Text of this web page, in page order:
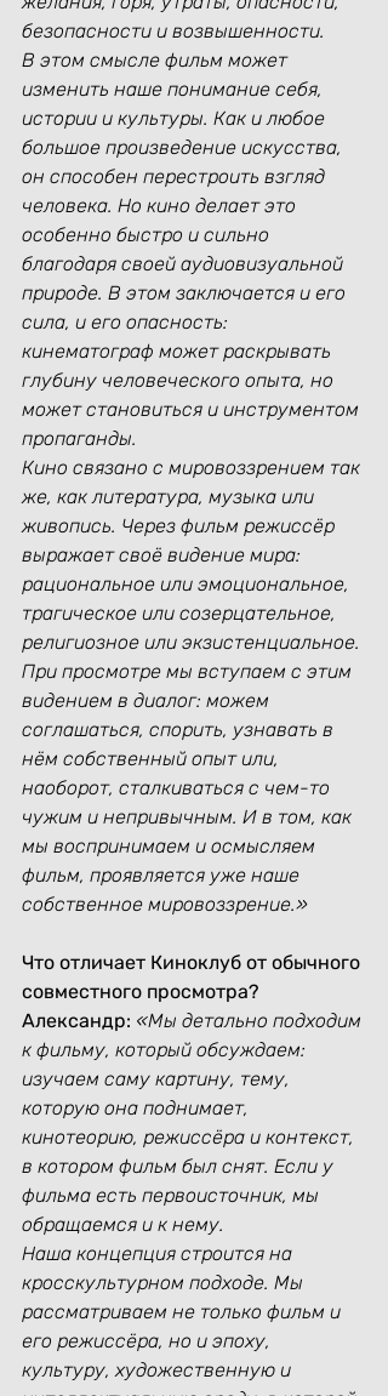
безопасности и возвышенности.
В этом смысле фильм может
изменить наше понимание себя,
истории и культуры. Как и любое
большое произведение искусства,
он способен перестроить взгляд
человека. Но кино делает это
особенно быстро и сильно
благодаря своей аудиовизуальной
природе. В этом заключается и его
сила, и его опасность:
кинематограф может раскрывать
глубину человеческого опыта, но
может становиться и инструментом
пропаганды.
Кино связано с мировоззрением так
же, как литература, музыка или
живопись. Через фильм режиссёр
выражает своё видение мира:
рациональное или эмоциональное,
трагическое или созерцательное,
религиозное или экзистенциальное.
При просмотре мы вступаем с этим
видением в диалог: можем
соглашаться, спорить, узнавать в
нём собственный опыт или,
наоборот, сталкиваться с чем-то
чужим и непривычным. И в том, как
мы воспринимаем и осмысляем
фильм, проявляется уже наше
собственное мировоззрение.»
Что отличает Киноклуб от обычного
совместного просмотра?
Александр: «Мы детально подходим
к фильму, который обсуждаем:
изучаем саму картину, тему,
которую она поднимает,
кинотеорию, режиссёра и контекст,
в котором фильм был снят. Если у
фильма есть первоисточник, мы
обращаемся и к нему.
Наша концепция строится на
кросскультурном подходе. Мы
рассматриваем не только фильм и
его режиссёра, но и эпоху,
культуру, художественную и